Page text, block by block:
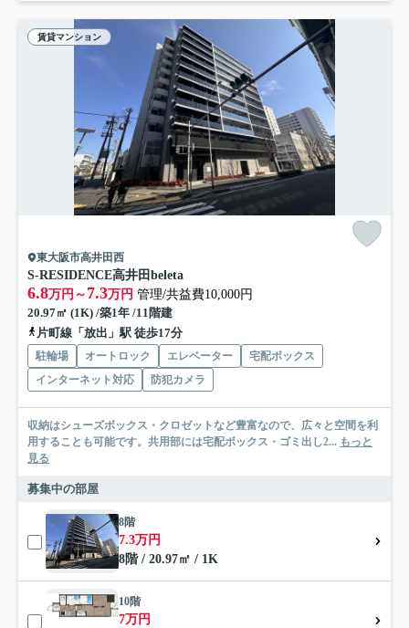
賃貸マンション
東大阪市高井田西
S-RESIDENCE高井田beleta
6.8万円～ 7.3万円 管理/共益費10,000円
20.97㎡ (1K) /築1年 /11階建
片町線「放出」駅 徒歩17分
駐輪場 オートロック エレベーター
宅配ボックス
インターネット対応
防犯カメラ
収納はシューズボックス・クロゼットなど豊富なので、広々と空間を利
用することも可能です。共用部には宅配ボックス・ゴミ出し2... もっと
見る
募集中の部屋
8階
7.3万円
8階 / 20.97㎡ / 1K
10階
7万円